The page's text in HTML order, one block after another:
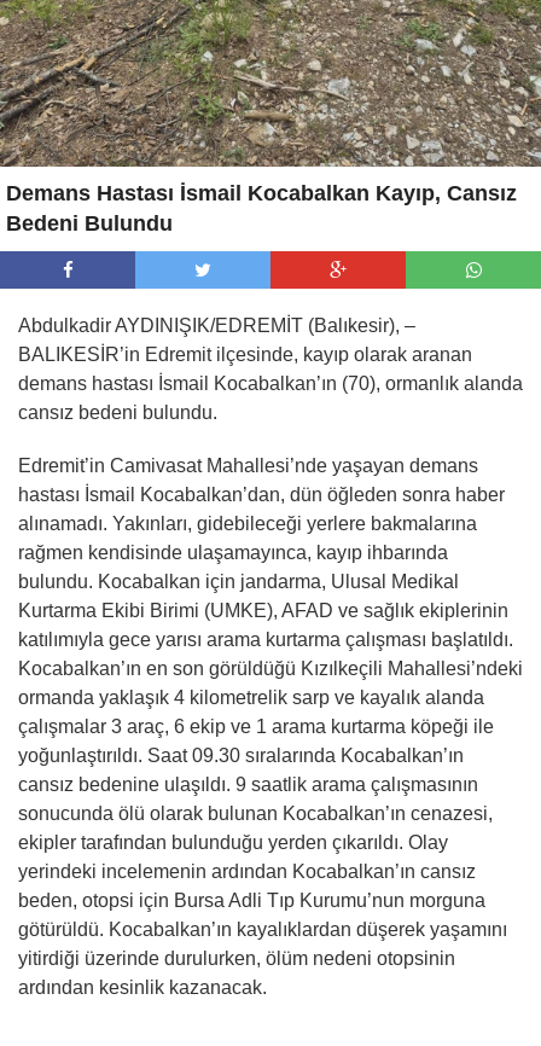
Demans Hastası İsmail Kocabalkan Kayıp, Cansız
Bedeni Bulundu
Abdulkadir AYDINIŞIK/EDREMİT (Balıkesir), –
BALIKESİR’in Edremit ilçesinde, kayıp olarak aranan
demans hastası İsmail Kocabalkan’ın (70), ormanlık alanda
cansız bedeni bulundu.
Edremit’in Camivasat Mahallesi’nde yaşayan demans
hastası İsmail Kocabalkan’dan, dün öğleden sonra haber
alınamadı. Yakınları, gidebileceği yerlere bakmalarına
rağmen kendisinde ulaşamayınca, kayıp ihbarında
bulundu. Kocabalkan için jandarma, Ulusal Medikal
Kurtarma Ekibi Birimi (UMKE), AFAD ve sağlık ekiplerinin
katılımıyla gece yarısı arama kurtarma çalışması başlatıldı.
Kocabalkan’ın en son görüldüğü Kızılkeçili Mahallesi’ndeki
ormanda yaklaşık 4 kilometrelik sarp ve kayalık alanda
çalışmalar 3 araç, 6 ekip ve 1 arama kurtarma köpeği ile
yoğunlaştırıldı. Saat 09.30 sıralarında Kocabalkan’ın
cansız bedenine ulaşıldı. 9 saatlik arama çalışmasının
sonucunda ölü olarak bulunan Kocabalkan’ın cenazesi,
ekipler tarafından bulunduğu yerden çıkarıldı. Olay
yerindeki incelemenin ardından Kocabalkan’ın cansız
beden, otopsi için Bursa Adli Tıp Kurumu’nun morguna
götürüldü. Kocabalkan’ın kayalıklardan düşerek yaşamını
yitirdiği üzerinde durulurken, ölüm nedeni otopsinin
ardından kesinlik kazanacak.